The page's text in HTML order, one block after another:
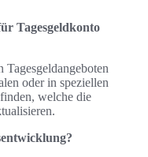
Tagesgeldkonto
oder in speziellen
welche die